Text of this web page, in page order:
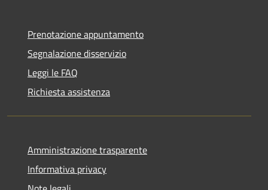
Prenotazione appuntamento
Segnalazione disservizio
Leggi le FAQ
Richiesta assistenza
Amministrazione trasparente
Informativa privacy